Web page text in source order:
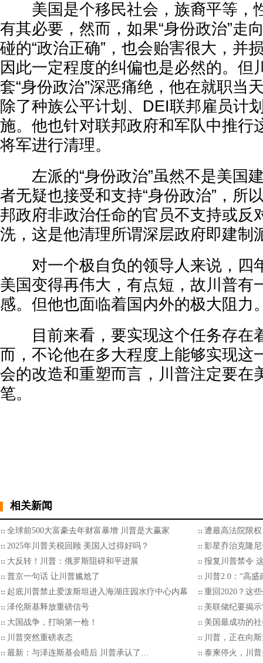
美国是个移民社会，族裔平等，
有其必要，然而，如果“身份政治”走
碰的“政治正确”，也会贻害很大，并
因此一定程度的纠偏也是必然的。但
套“身份政治”深恶痛绝，他在就职当
除了种族公平计划、DEI联邦雇员计
施。他也针对联邦政府和军队中推行
将军进行清理。
左派的“身份政治”虽然不是美国
者无疑也接受和支持“身份政治”，所
邦政府非政治任命的官员不支持或反
洗，这是他清理所谓深层政府即建制
对一个极自负的领导人来说，四
美国变得再伟大，有点短，故川普有
感。但他也面临着国内外的极大阻力
目前来看，要实现这个任务存在
而，不论他在多大程度上能够实现这
会的改造和重塑而言，川普注定要在
笔。
相关新闻
全球前500大富豪去年财富暴增 川普是大赢家
遭最高法院限
2025年川普关税回顾 美国人过得好吗？
影星乔治克隆
大反转！川普：俄罗斯阻碍和平进展
报复川普禁令
普京一句话 让川普尴尬了
川普2.0：“高盛
起底川普禁止爱泼斯坦进入海湖庄园水疗中心内幕
重回2020？这
泽伦斯基释放重磅信号
美联储纪要揭
大国战争，打响第一枪！
美国最成功的
川普突然重磅表态
川普，正在向
最新：与泽连斯基会晤后 川普承认了…
泰柬停火，川